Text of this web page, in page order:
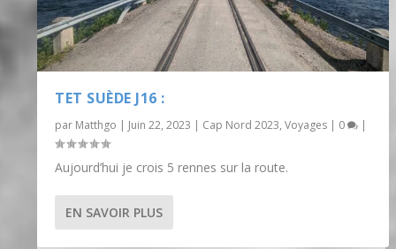
TET SUÈDE J16 :
par Matthgo | Juin 22, 2023 | Cap Nord 2023,Voyages | 0 |
Aujourd’hui je crois 5 rennes sur la route.
EN SAVOIR PLUS